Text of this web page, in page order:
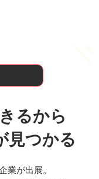
るから
見つかる
業が出展。